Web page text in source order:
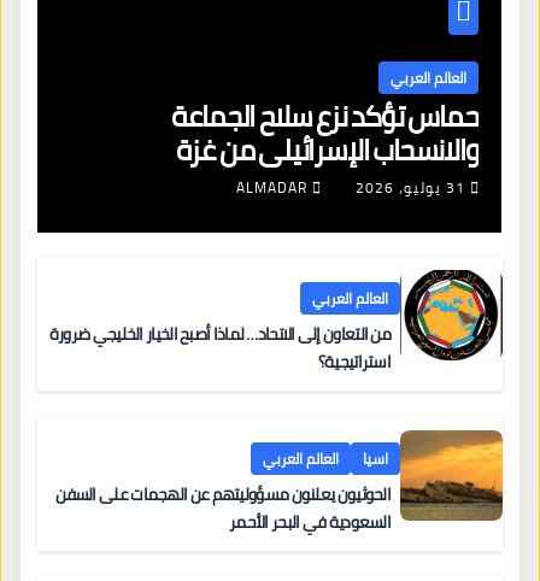
العالم العربي
حماس تؤكد نزع سلاح الجماعة
والانسحاب الإسرائيلي من غزة
31 يوليو، 2026 ALMADAR
العالم العربي
من التعاون إلى الاتحاد… لماذا أصبح الخيار الخليجي ضرورة
استراتيجية؟
اسيا العالم العربي
الحوثيون يعلنون مسؤوليتهم عن الهجمات على السفن
السعودية في البحر الأحمر